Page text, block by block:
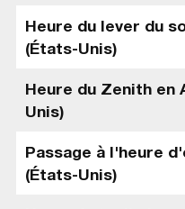
Heure du lever du
(États-Unis)
Heure du Zenith en
Unis)
Passage à l'heure
(États-Unis)